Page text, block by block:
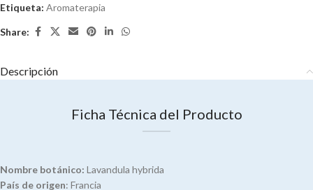
Etiqueta: Aromaterapia
Share:
Descripción
Ficha Técnica del Producto
Nombre botánico: Lavandula hybrida
País de origen: Francia